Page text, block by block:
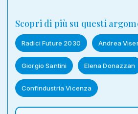
Scopri di più su questi
Radici Future 2030 Andrea
Giorgio Santini Elena Donazzan
Confindustria Vicenza